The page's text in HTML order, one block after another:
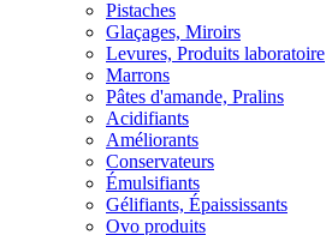
Pistaches
Glaçages, Miroirs
Levures, Produits laboratoire
Marrons
Pâtes d'amande, Pralins
Acidifiants
Améliorants
Conservateurs
Émulsifiants
Gélifiants, Épaississants
Ovo produits